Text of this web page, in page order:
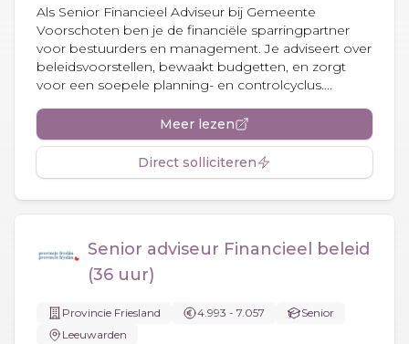
Als Senior Financieel Adviseur bij Gemeente
Voorschoten ben je de financiële sparringpartner
voor bestuurders en management. Je adviseert over
beleidsvoorstellen, bewaakt budgetten, en zorgt
voor een soepele planning- en controlcyclus....
Meer lezen
Direct solliciteren
Senior adviseur Financieel beleid
(36 uur)
Provincie Friesland 4.993 - 7.057
Senior
Leeuwarden